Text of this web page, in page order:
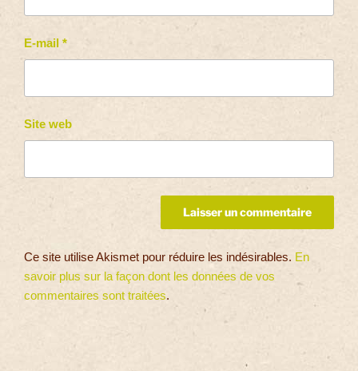
E-mail *
Site web
Ce site utilise Akismet pour réduire les indésirables. En
savoir plus sur la façon dont les données de vos
commentaires sont traitées.